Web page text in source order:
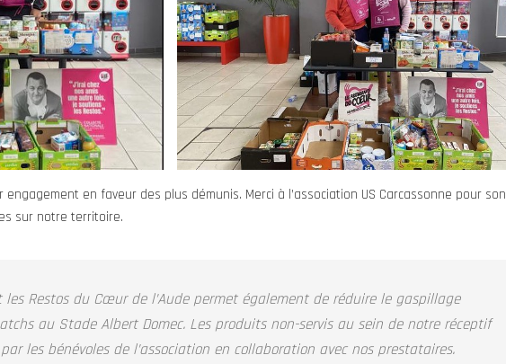
en faveur des plus démunis. Merci à l’association US Carcassonne pour son
sur notre territoire.
Restos du Cœur de l’Aude permet également de réduire le gaspillage
au Stade Albert Domec. Les produits non-servis au sein de notre réceptif
les bénévoles de l’association en collaboration avec nos prestataires.